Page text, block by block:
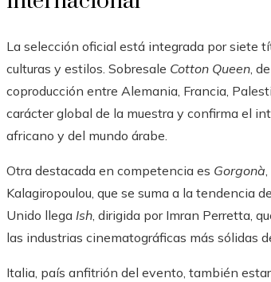
La selección oficial está integrada por siete
culturas y estilos. Sobresale Cotton Queen,
coproducción entre Alemania, Francia,
carácter global de la muestra y confirma el
africano y del mundo árabe.
Otra destacada en competencia es Gorgonà
Kalagiropoulou, que se suma a la tendencia
Unido llega Ish, dirigida por Imran Perretta,
las industrias cinematográficas más sólidas
Italia, país anfitrión del evento, también